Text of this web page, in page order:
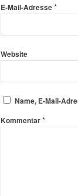
E-Mail-Adresse*
Website
Name, E-Mail-
Kommentar*